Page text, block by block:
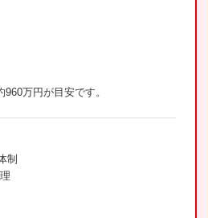
万円が目安です。
制